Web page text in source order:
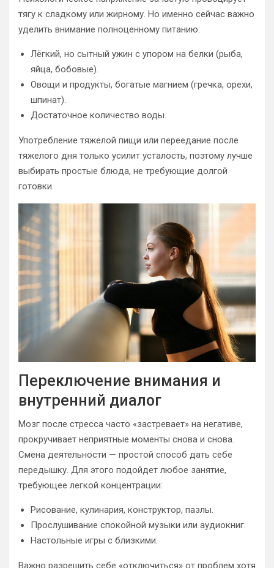
тягу к сладкому или жирному. Но именно сейчас важно
уделить внимание полноценному питанию:
Лёгкий, но сытный ужин с упором на белки (рыба,
яйца, бобовые).
Овощи и продукты, богатые магнием (гречка, орехи,
шпинат).
Достаточное количество воды.
Употребление тяжелой пищи или переедание после
тяжелого дня только усилит усталость, поэтому лучше
выбирать простые блюда, не требующие долгой
готовки.
Переключение внимания и
внутренний диалог
Мозг после стресса часто «застревает» на негативе,
прокручивает неприятные моменты снова и снова.
Смена деятельности — простой способ дать себе
передышку. Для этого подойдет любое занятие,
требующее легкой концентрации:
Рисование, кулинария, конструктор, пазлы.
Прослушивание спокойной музыки или аудиокниг.
Настольные игры с близкими.
Важно разрешить себе «отключиться» от проблем хотя